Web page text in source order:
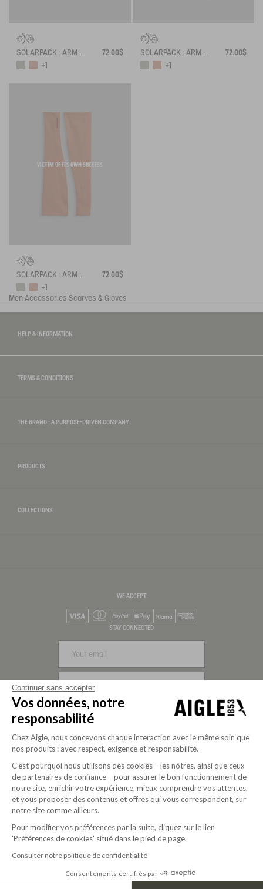
SOLARPACK : ARM SLEEVES UV-C® DRY FAST TEXTILE®
72.00$
+1
SOLARPACK : ARM SLEEVES UV-C® DRY FAST TEXTILE®
72.00$
+1
VICTIM OF ITS OWN SUCCESS
SOLARPACK : ARM SLEEVES UV-C® DRY FAST TEXTILE®
72.00$
+1
Men Accessories Scarves & Gloves
HELP & INFORMATION
TERMS & CONDITIONS
THE BRAND : A PURPOSE-DRIVEN COMPANY
PRODUCTS
COLLECTIONS
WE ACCEPT
Mastercard
PayPalApple Pay
STAY CONNECTED
© 2026 Aigle
Purpose-driven company since 2020
Continuer sans accepter
Vos données, notre
responsabilité
Chez Aigle, nous concevons chaque interaction avec le même soin que
nos produits : avec respect, exigence et responsabilité.
C’est pourquoi nous utilisons des cookies – les nôtres, ainsi que ceux
de partenaires de confiance – pour assurer le bon fonctionnement de
notre site, enrichir votre expérience, mieux comprendre vos attentes,
et vous proposer des contenus et offres qui vous correspondent, sur
notre site comme ailleurs.
Pour modifier vos préférences par la suite, cliquez sur le lien
'Préférences de cookies' situé dans le pied de page.
Consulter notre politique de confidentialité
Consentements certifiés par